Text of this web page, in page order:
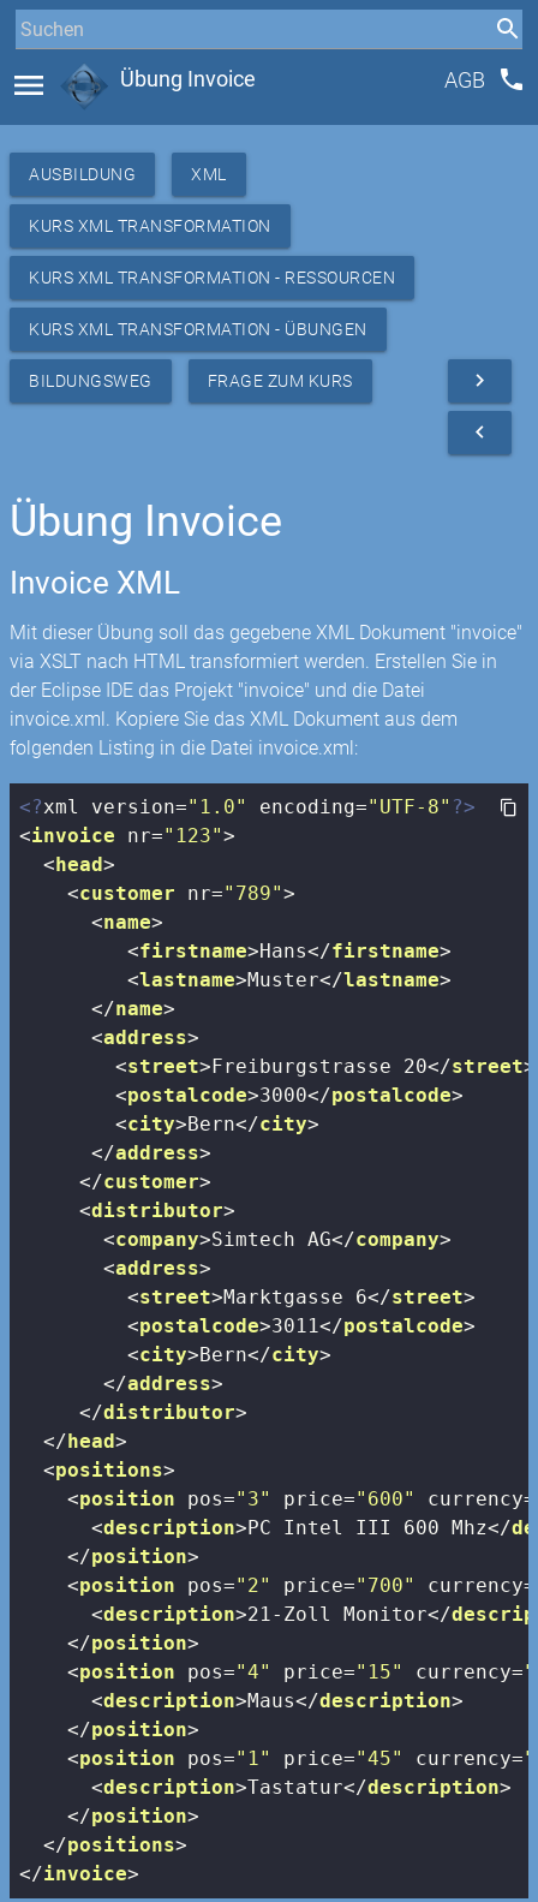
menu Übung Invoice AGB phone
AUSBILDUNG XML
KURS XML TRANSFORMATION
KURS XML TRANSFORMATION - RESSOURCEN
KURS XML TRANSFORMATION - ÜBUNGEN
BILDUNGSWEG FRAGE ZUM KURS navigate_next
navigate_before
Übung Invoice
Invoice XML
Mit dieser Übung soll das gegebene XML Dokument "invoice"
via XSLT nach HTML transformiert werden. Erstellen Sie in
der Eclipse IDE das Projekt "invoice" und die Datei
invoice.xml. Kopiere Sie das XML Dokument aus dem
folgenden Listing in die Datei invoice.xml:
<?xml version="1.0" encoding="UTF-8" ?>
<invoice nr="123">
<head>
<customer nr="789">
<name>
<firstname>Hans</firstname>
<lastname>Muster</lastname>
</name>
<address>
<street>Freiburgstrasse 20</street>
<postalcode>3000</postalcode>
<city>Bern</city>
</address>
</customer>
<distributor>
<company>Simtech AG</company>
<address>
<street>Marktgasse 6</street>
<postalcode>3011</postalcode>
<city>Bern</city>
</address>
</distributor>
</head>
<positions>
<position pos="3" price="600" currency=
<description>PC Intel III 600 Mhz</
</position>
<position pos="2" price="700" currency=
<description>21-Zoll Monitor</
</position>
<position pos="4" price="15" currency=
<description>Maus</description>
</position>
<position pos="1" price="45" currency=
<description>Tastatur</description>
</position>
</positions>
</invoice>